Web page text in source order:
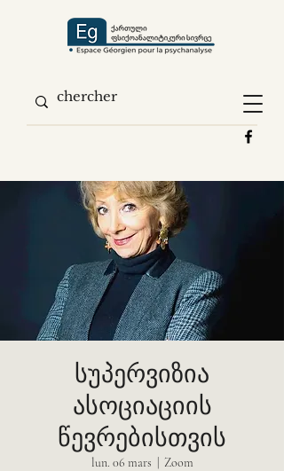
სუპერვიზია
ასოციაციის
წევრებისთვის
lun. 06 mars Zoom